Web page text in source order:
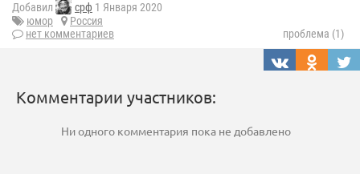
Добавил срф 1 Января 2020
юмор
Россия
нет комментариев
проблема (1)
Комментарии участников:
Ни одного комментария пока не добавлено